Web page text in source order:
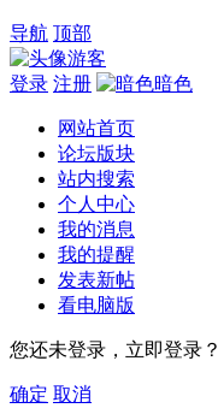
导航 顶部
游客
登录 注册 暗色
网站首页
论坛版块
站内搜索
个人中心
我的消息
我的提醒
发表新帖
看电脑版
您还未登录，立即登录？
确定 取消